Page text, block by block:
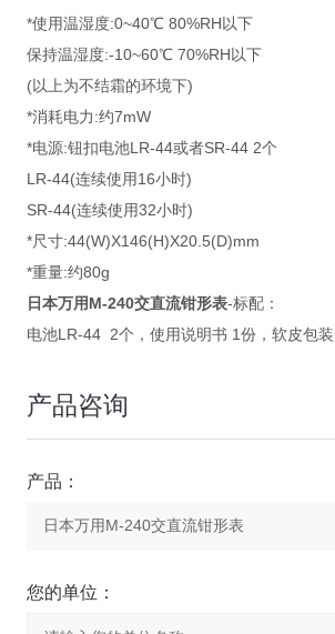
*使用温湿度:0~40℃ 80%RH以下
保持温湿度:-10~60℃ 70%RH以下
(以上为不结霜的环境下)
*消耗电力:约7mW
*电源:钮扣电池LR-44或者SR-44 2个
LR-44(连续使用16小时)
SR-44(连续使用32小时)
*尺寸:44(W)X146(H)X20.5(D)mm
*重量:约80g
日本万用M-240交直流钳形表-标配：
电池LR-44 2个，使用说明书 1份，软皮包
产品咨询
产品：
您的单位：